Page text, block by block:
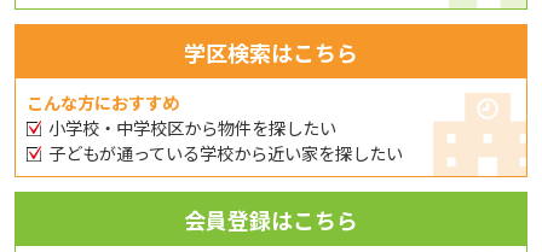
学区検索はこちら
こんな方におすすめ
小学校・中学校区から物件を探したい
子どもが通っている学校から近い家を探したい
会員登録はこちら